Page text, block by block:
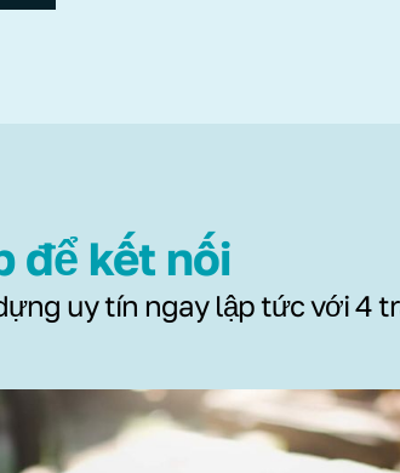
để kết nối
uy tín ngay lập tức với 4